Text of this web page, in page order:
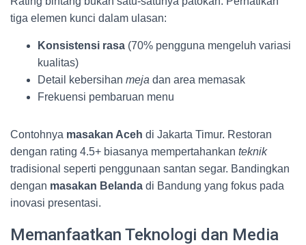
tiga elemen kunci dalam ulasan:
Konsistensi rasa (70% pengguna mengeluh variasi
kualitas)
Detail kebersihan meja dan area memasak
Frekuensi pembaruan menu
Contohnya masakan Aceh di Jakarta Timur. Restoran
dengan rating 4.5+ biasanya mempertahankan teknik
tradisional seperti penggunaan santan segar. Bandingkan
dengan masakan Belanda di Bandung yang fokus pada
inovasi presentasi.
Memanfaatkan Teknologi dan Media